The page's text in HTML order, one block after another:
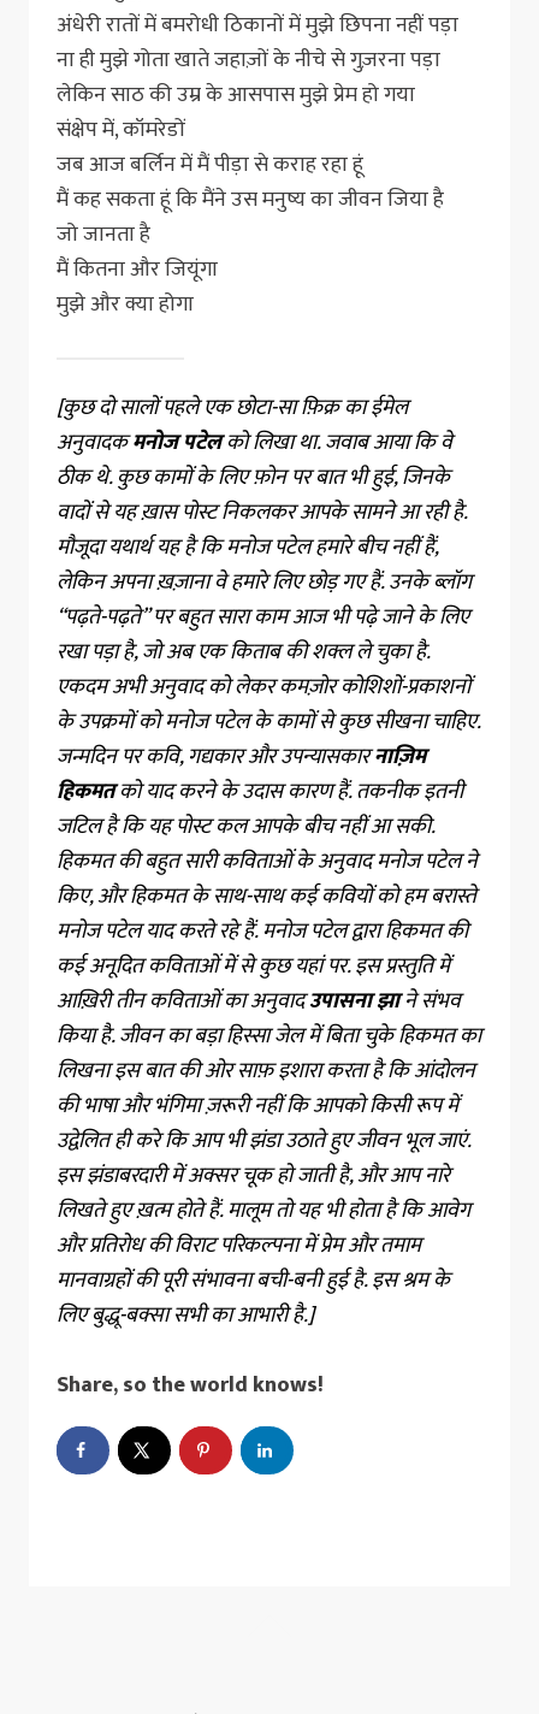
अंधेरी रातों में बमरोधी ठिकानों में मुझे छिपना नहीं पड़ा
ना ही मुझे गोता खाते जहाज़ों के नीचे से गुज़रना पड़ा
लेकिन साठ की उम्र के आसपास मुझे प्रेम हो गया
संक्षेप में, कॉमरेडों
जब आज बर्लिन में मैं पीड़ा से कराह रहा हूं
मैं कह सकता हूं कि मैंने उस मनुष्य का जीवन जिया है
जो जानता है
मैं कितना और जियूंगा
मुझे और क्या होगा
[कुछ दो सालों पहले एक छोटा-सा फ़िक्र का ईमेल
अनुवादकमनोज पटेलको लिखा था. जवाब आया कि वे
ठीक थे. कुछ कामों के लिए फ़ोन पर बात भी हुई, जिनके
वादों से यह ख़ास पोस्ट निकलकर आपके सामने आ रही है.
मौजूदा यथार्थ यह है कि मनोज पटेल हमारे बीच नहीं हैं,
लेकिन अपना ख़ज़ाना वे हमारे लिए छोड़ गए हैं. उनके ब्लॉग
“पढ़ते-पढ़ते” पर बहुत सारा काम आज भी पढ़े जाने के लिए
रखा पड़ा है, जो अब एक किताब की शक्ल ले चुका है.
एकदम अभी अनुवाद को लेकर कमज़ोर कोशिशों-प्रकाशनों
के उपक्रमों को मनोज पटेल के कामों से कुछ सीखना चाहिए.
जन्मदिन पर कवि, गद्यकार और उपन्यासकारनाज़िम
हिकमतको याद करने के उदास कारण हैं. तकनीक इतनी
जटिल है कि यह पोस्ट कल आपके बीच नहीं आ सकी.
हिकमत की बहुत सारी कविताओं के अनुवाद मनोज पटेल ने
किए, और हिकमत के साथ-साथ कई कवियों को हम बरास्ते
मनोज पटेल याद करते रहे हैं. मनोज पटेल द्वारा हिकमत की
कई अनूदित कविताओं में से कुछ यहां पर. इस प्रस्तुति में
आख़िरी तीन कविताओं का अनुवादउपासना झाने संभव
किया है. जीवन का बड़ा हिस्सा जेल में बिता चुके हिकमत का
लिखना इस बात की ओर साफ़ इशारा करता है कि आंदोलन
की भाषा और भंगिमा ज़रूरी नहीं कि आपको किसी रूप में
उद्वेलित ही करे कि आप भी झंडा उठाते हुए जीवन भूल जाएं.
इस झंडाबरदारी में अक्सर चूक हो जाती है, और आप नारे
लिखते हुए ख़त्म होते हैं. मालूम तो यह भी होता है कि आवेग
और प्रतिरोध की विराट परिकल्पना में प्रेम और तमाम
मानवाग्रहों की पूरी संभावना बची-बनी हुई है. इस श्रम के
लिए बुद्धू-बक्सा सभी का आभारी है.]
Share, so the world knows!